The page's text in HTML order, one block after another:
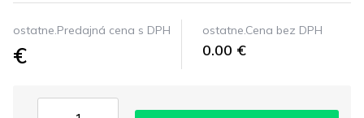
ostatne.Predajná cena s DPH
€
ostatne.Cena bez DPH
0.00 €